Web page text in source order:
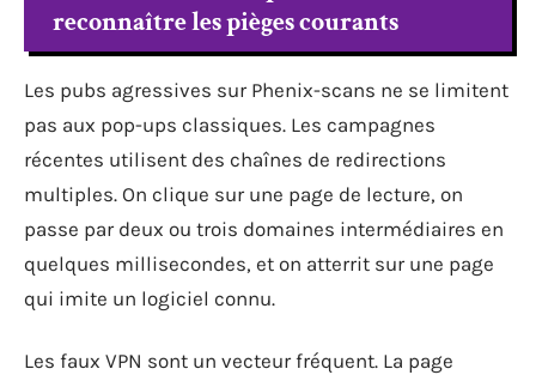
reconnaître les pièges courants
Les pubs agressives sur Phenix-scans ne se limitent
pas aux pop-ups classiques. Les campagnes
récentes utilisent des chaînes de redirections
multiples. On clique sur une page de lecture, on
passe par deux ou trois domaines intermédiaires en
quelques millisecondes, et on atterrit sur une page
qui imite un logiciel connu.
Les faux VPN sont un vecteur fréquent. La page